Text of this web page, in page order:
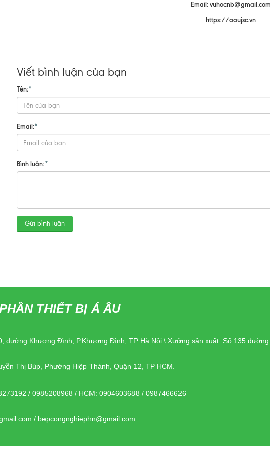
Email:
https://aaujsc.vn
Viết bình luận của bạn
Tên:*
Email:*
Bình luận:*
Gửi bình luận
THIẾT BỊ Á ÂU
đường Khương Đình, P.Khương Đình, TP Hà Nội \ Xưởng sản xuất: Số 135
Thị Búp, Phường Hiệp Thành, Quận 12, TP HCM.
/ 0985208968 / HCM: 0904603688 / 0987466626
/ bepcongnghiephn@gmail.com